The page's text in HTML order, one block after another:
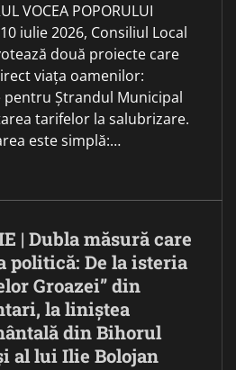
VOCEA POPORULUI
iulie 2026, Consiliul Local
două proiecte care
viața oamenilor:
pentru Ștrandul Municipal
tarifelor la salubrizare.
este simplă:…
| Dubla măsură care
politică: De la isteria
Groazei” din
la liniștea
din Bihorul
al lui Ilie Bolojan